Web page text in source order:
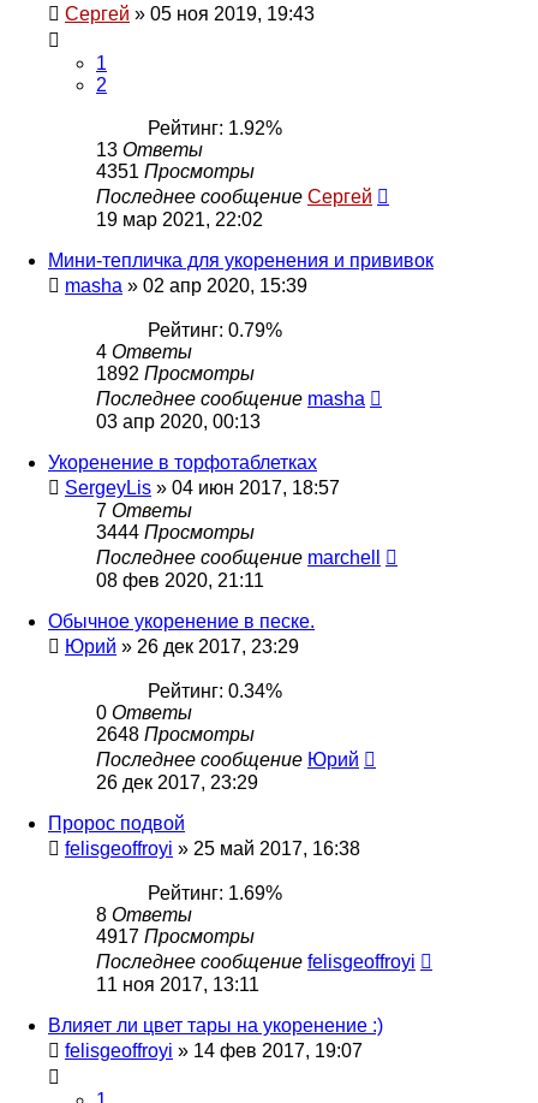
Сергей » 05 ноя 2019, 19:43
1
2
Рейтинг: 1.92%
13 Ответы
4351 Просмотры
Последнее сообщение Сергей
19 мар 2021, 22:02
Мини-тепличка для укоренения и прививок
masha » 02 апр 2020, 15:39
Рейтинг: 0.79%
4 Ответы
1892 Просмотры
Последнее сообщение masha
03 апр 2020, 00:13
Укоренение в торфотаблетках
SergeyLis » 04 июн 2017, 18:57
7 Ответы
3444 Просмотры
Последнее сообщение marchell
08 фев 2020, 21:11
Обычное укоренение в песке.
Юрий » 26 дек 2017, 23:29
Рейтинг: 0.34%
0 Ответы
2648 Просмотры
Последнее сообщение Юрий
26 дек 2017, 23:29
Пророс подвой
felisgeoffroyi » 25 май 2017, 16:38
Рейтинг: 1.69%
8 Ответы
4917 Просмотры
Последнее сообщение felisgeoffroyi
11 ноя 2017, 13:11
Влияет ли цвет тары на укоренение :)
felisgeoffroyi » 14 фев 2017, 19:07